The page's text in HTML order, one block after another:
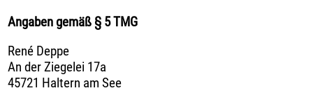
Startseite
unser
Angaben gemäß § 5 TMG
René Deppe
An der Ziegelei 17a
45721 Haltern am See